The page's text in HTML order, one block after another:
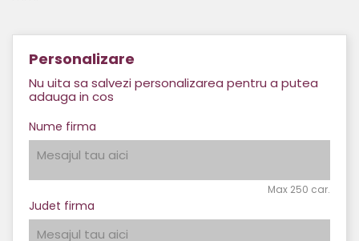
Personalizare
Nu uita sa salvezi personalizarea pentru a putea
adauga in cos
Nume firma
Max 250 car.
Judet firma